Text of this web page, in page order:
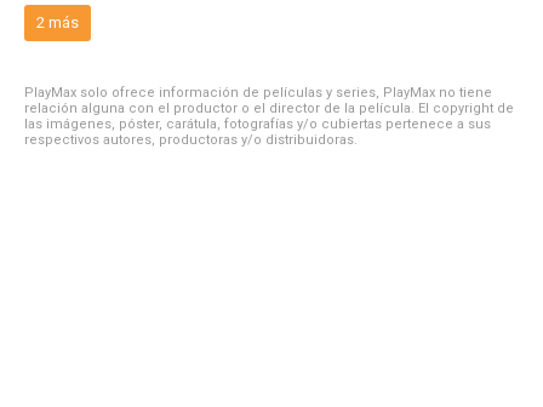
2 más
PlayMax solo ofrece información de películas y series, PlayMax no tiene
relación alguna con el productor o el director de la película. El copyright de
las imágenes, póster, carátula, fotografías y/o cubiertas pertenece a sus
respectivos autores, productoras y/o distribuidoras.